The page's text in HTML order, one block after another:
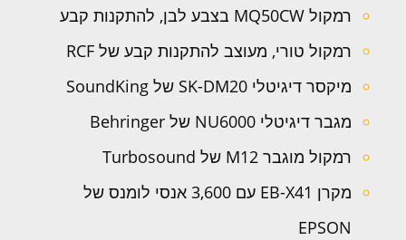
רמקול MQ50CW בצבע לבן, להתקנות קבע
רמקול טורי, מעוצב להתקנות קבע של RCF
מיקסר דיגיטלי SK-DM20 של SoundKing
מגבר דיגיטלי NU6000 של Behringer
רמקול מוגבר M12 של Turbosound
מקרן EB-X41 עם 3,600 אנסי לומנס של
EPSON